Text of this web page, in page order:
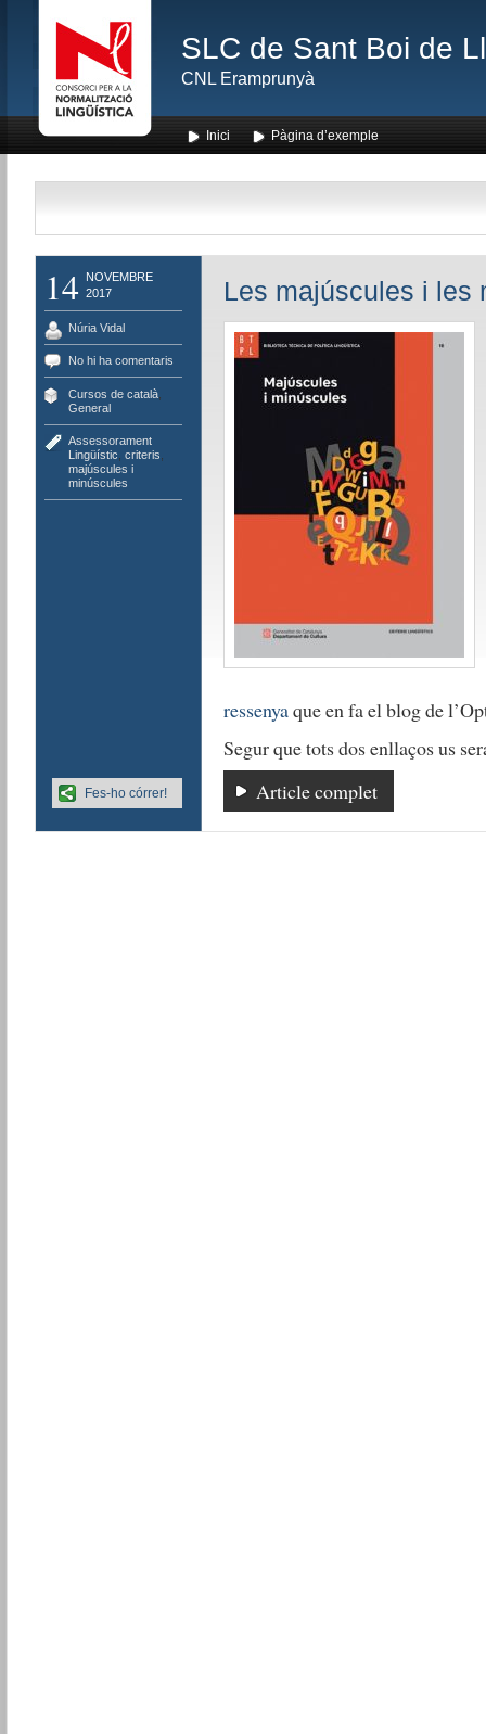
SLC de Sant Boi de
CNL Eramprunyà
Inici Pàgina d’exemple
14
NOVEMBRE
2017
Núria Vidal
No hi ha comentaris
Cursos de català,
General
Assessorament
Lingüístic criteris
majúscules i
minúscules
Les majúscules i les
ressenyaque en fa el blog de
Segur que tots dos enllaços us
Article complet
Fes-ho córrer!